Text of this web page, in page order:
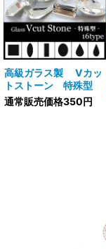
高級ガラス製 Vカッ
トストーン 特殊型
通常販売価格350円